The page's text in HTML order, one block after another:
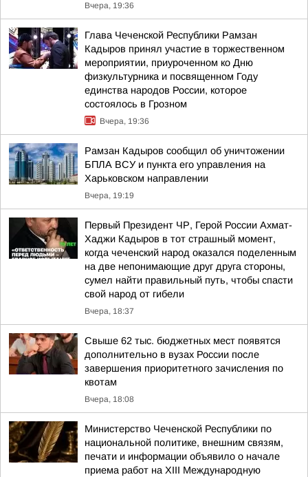
Вчера, 19:36
Глава Чеченской Республики Рамзан
Кадыров принял участие в торжественном
мероприятии, приуроченном ко Дню
физкультурника и посвященном Году
единства народов России, которое
состоялось в Грозном
Вчера, 19:36
Рамзан Кадыров сообщил об уничтожении
БПЛА ВСУ и пункта его управления на
Харьковском направлении
Вчера, 19:19
Первый Президент ЧР, Герой России Ахмат-
Хаджи Кадыров в тот страшный момент,
когда чеченский народ оказался поделенным
на две непонимающие друг друга стороны,
сумел найти правильный путь, чтобы спасти
свой народ от гибели
Вчера, 18:37
Свыше 62 тыс. бюджетных мест появятся
дополнительно в вузах России после
завершения приоритетного зачисления по
квотам
Вчера, 18:08
Министерство Чеченской Республики по
национальной политике, внешним связям,
печати и информации объявило о начале
приема работ на XIII Международную